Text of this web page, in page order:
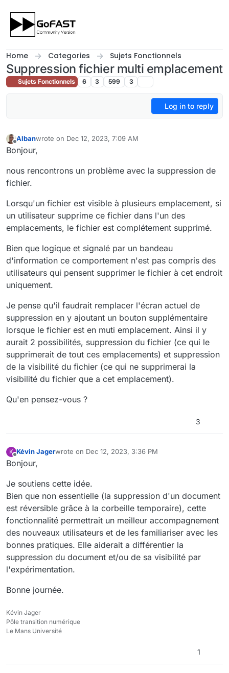
Home Categories Sujets Fonctionnels
Suppression fichier multi emplacement
Sujets Fonctionnels 6 3 599 3
Log in to reply
Offline
Albanwrote on Dec 12, 2023, 7:09 AM
last edited by
Bonjour,
nous rencontrons un problème avec la suppression de
fichier.
Lorsqu'un fichier est visible à plusieurs emplacement, si
un utilisateur supprime ce fichier dans l'un des
emplacements, le fichier est complétement supprimé.
Bien que logique et signalé par un bandeau
d'information ce comportement n'est pas compris des
utilisateurs qui pensent supprimer le fichier à cet endroit
uniquement.
Je pense qu'il faudrait remplacer l'écran actuel de
suppression en y ajoutant un bouton supplémentaire
lorsque le fichier est en muti emplacement. Ainsi il y
aurait 2 possibilités, suppression du fichier (ce qui le
supprimerait de tout ces emplacements) et suppression
de la visibilité du fichier (ce qui ne supprimerai la
visibilité du fichier que a cet emplacement).
Qu'en pensez-vous ?
3
K
Offline
Kévin Jagerwrote on Dec 12, 2023, 3:36 PM
last edited by
Bonjour,
Je soutiens cette idée.
Bien que non essentielle (la suppression d'un document
est réversible grâce à la corbeille temporaire), cette
fonctionnalité permettrait un meilleur accompagnement
des nouveaux utilisateurs et de les familiariser avec les
bonnes pratiques. Elle aiderait a différentier la
suppression du document et/ou de sa visibilité par
l'expérimentation.
Bonne journée.
Kévin Jager
Pôle transition numérique
Le Mans Université
1